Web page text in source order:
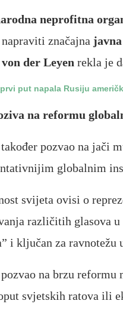
neprofitna
značajna
der Leyen rekla je
put napala Rusiju
na reformu
pozvao na jači
globalnim
svijeta ovisi o
različitih glasova u
i ključan za ravnotežu
na brzu reformu
svjetskih ratova ili